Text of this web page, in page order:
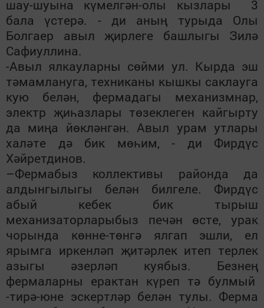
шау-шуына күмелгән-олы кызлары 3
бала үстерә. - ди аның турыда Олы
Болгаер авыл җирлеге башлыгы Зилә
Сафиуллина.
-Авыл ялкауларны сөйми ул. Кырда эш
тәмамлануга, техниканы кышкы саклауга
кую белән, фермадагы механизмнар,
электр җиһазлары төзеклеген кайгырту
да миңа йөкләнгән. Авыл урам утлары
халәте дә бик мөһим, - ди Фирдүс
Хәйретдинов.
–Фермабыз коллективы районда да
алдынгылыгы белән билгеле. Фирдүс
абый кебек бик тырыш
механизаторларыбыз печән өсте, урак
чорында көнне-төнгә ялгап эшли, ел
ярымга иркенләп җитәрлек итеп терлек
азыгы әзерләп куябыз. Безнең
фермаларны ерактан күреп тә булмый
-тирә-юне эскертләр белән тулы. Ферма